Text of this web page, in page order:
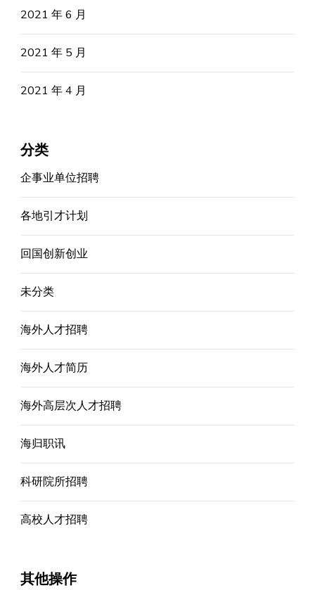
2021 年 6 月
2021 年 5 月
2021 年 4 月
分类
企事业单位招聘
各地引才计划
回国创新创业
未分类
海外人才招聘
海外人才简历
海外高层次人才招聘
海归职讯
科研院所招聘
高校人才招聘
其他操作